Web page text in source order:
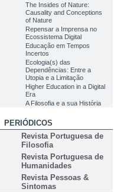
The Insides of Nature:
Causality and Conceptions
of Nature
Repensar a Imprensa no
Ecossistema Digital
Educação em Tempos
Incertos
Ecologia(s) das
Dependências: Entre a
Utopia e a Limitação
Higher Education in a Digital
Era
A Filosofia e a sua História
PERIÓDICOS
Revista Portuguesa de
Filosofia
Revista Portuguesa de
Humanidades
Revista Pessoas &
Sintomas